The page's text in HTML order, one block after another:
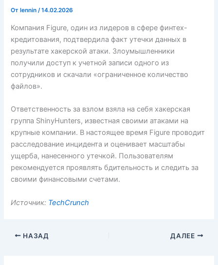
От lennin/14.02.2026
Компания Figure, один из лидеров в сфере финтех-
кредитования, подтвердила факт утечки данных в
результате хакерской атаки. Злоумышленники
получили доступ к учетной записи одного из
сотрудников и скачали «ограниченное количество
файлов».
Ответственность за взлом взяла на себя хакерская
группа ShinyHunters, известная своими атаками на
крупные компании. В настоящее время Figure проводит
расследование инцидента и оценивает масштабы
ущерба, нанесенного утечкой. Пользователям
рекомендуется проявлять бдительность и следить за
своими финансовыми счетами.
Источник: TechCrunch
НАЗАД ДАЛЕЕ